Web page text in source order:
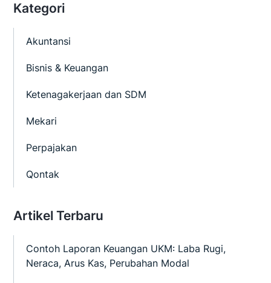
Kategori
Akuntansi
Bisnis & Keuangan
Ketenagakerjaan dan SDM
Mekari
Perpajakan
Qontak
Artikel Terbaru
Contoh Laporan Keuangan UKM: Laba Rugi,
Neraca, Arus Kas, Perubahan Modal